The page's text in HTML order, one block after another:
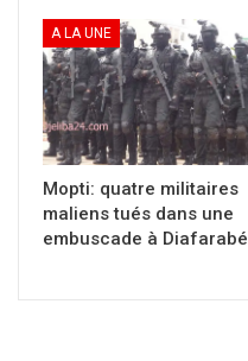
Partager :
Cliquer
pour
imprimer(ouvre
dans
une
nouvelle
fenêtre)
A LA UNE
Mopti: quatre militaires
maliens tués dans une
embuscade à Diafarabé